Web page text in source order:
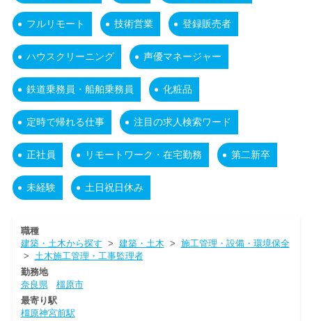
フルリモート 技術営業 登録販売者
ハウスクリーニング 声優マネージャー
鉄道乗務員・船舶乗務員 化粧品
定時で帰れる仕事 注目の求人検索ワード
正社員 リモートワーク・在宅勤務 第二新卒
未経験 土日祝日休み
職種
建築・土木から探す > 建築・土木 > 施工管理・設備・環境保全
> 土木施工管理・工事監理者
勤務地
奈良県
橿原市
最寄り駅
橿原神宮前駅